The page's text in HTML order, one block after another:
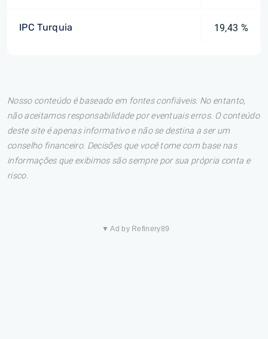
IPC Turquia 19,43 %
Nosso conteúdo é baseado em fontes confiáveis. No entanto,
não aceitamos responsabilidade por eventuais erros. O conteúdo
deste site é apenas informativo e não se destina a ser um
conselho financeiro. Decisões que você tome com base nas
informações que exibimos são sempre por sua própria conta e
risco.
▼ Ad by Refinery89